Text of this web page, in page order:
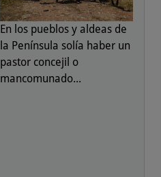
En los pueblos y aldeas de
la Península solía haber un
pastor concejil o
mancomunado...